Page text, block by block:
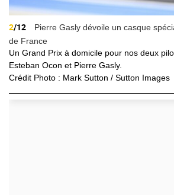
2/12
Pierre Gasly dévoile un casque
de France
Un Grand Prix à domicile pour nos deux
Esteban Ocon et Pierre Gasly.
Crédit Photo : Mark Sutton / Sutton Images